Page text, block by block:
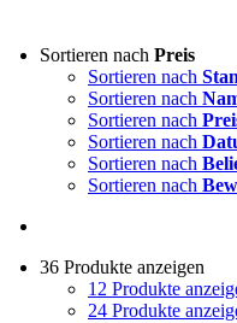
Sortieren nach Preis
Sortieren nach
Sortieren nach
Sortieren nach
Sortieren nach
Sortieren nach
Sortieren nach
36 Produkte anzeigen
12 Produkte
24 Produkte